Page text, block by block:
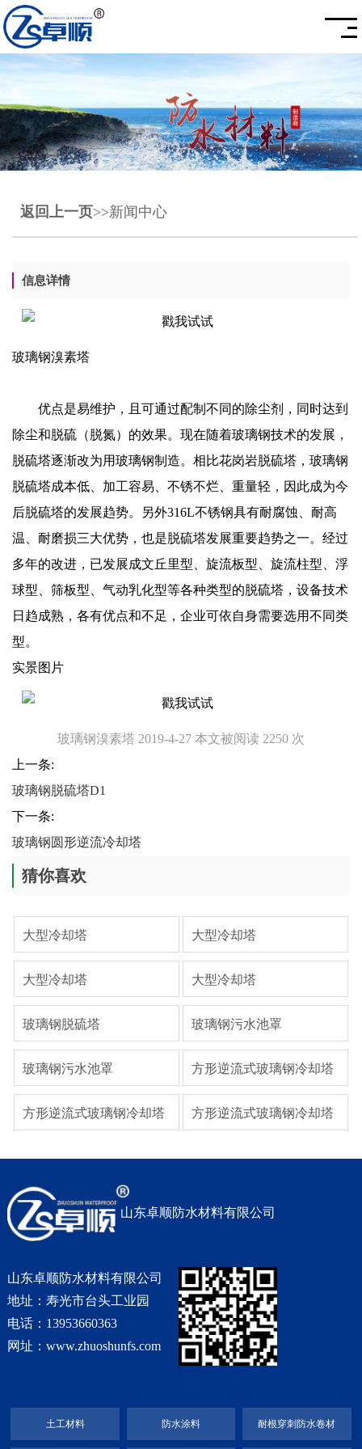
返回上一页>>新闻中心
信息详情
玻璃钢溴素塔
优点是易维护，且可通过配制不同的除尘剂，同时达到
除尘和脱硫（脱氮）的效果。现在随着玻璃钢技术的发展，
脱硫塔逐渐改为用玻璃钢制造。相比花岗岩脱硫塔，玻璃钢
脱硫塔成本低、加工容易、不锈不烂、重量轻，因此成为今
后脱硫塔的发展趋势。另外316L不锈钢具有耐腐蚀、耐高
温、耐磨损三大优势，也是脱硫塔发展重要趋势之一。经过
多年的改进，已发展成文丘里型、旋流板型、旋流柱型、浮
球型、筛板型、气动乳化型等各种类型的脱硫塔，设备技术
日趋成熟，各有优点和不足，企业可依自身需要选用不同类
型。
实景图片
玻璃钢溴素塔 2019-4-27 本文被阅读 2250 次
上一条:
玻璃钢脱硫塔D1
下一条:
​玻璃钢圆形逆流冷却塔
猜你喜欢
大型冷却塔 大型冷却塔
大型冷却塔 大型冷却塔
玻璃钢脱硫塔 玻璃钢污水池罩
玻璃钢污水池罩 方形逆流式玻璃钢冷却塔
方形逆流式玻璃钢冷却塔 方形逆流式玻璃钢冷却塔
山东卓顺防水材料有限公司
山东卓顺防水材料有限公司
地址：寿光市台头工业园
电话：13953660363
网址：www.zhuoshunfs.com
土工材料 防水涂料 耐根穿刺防水卷材